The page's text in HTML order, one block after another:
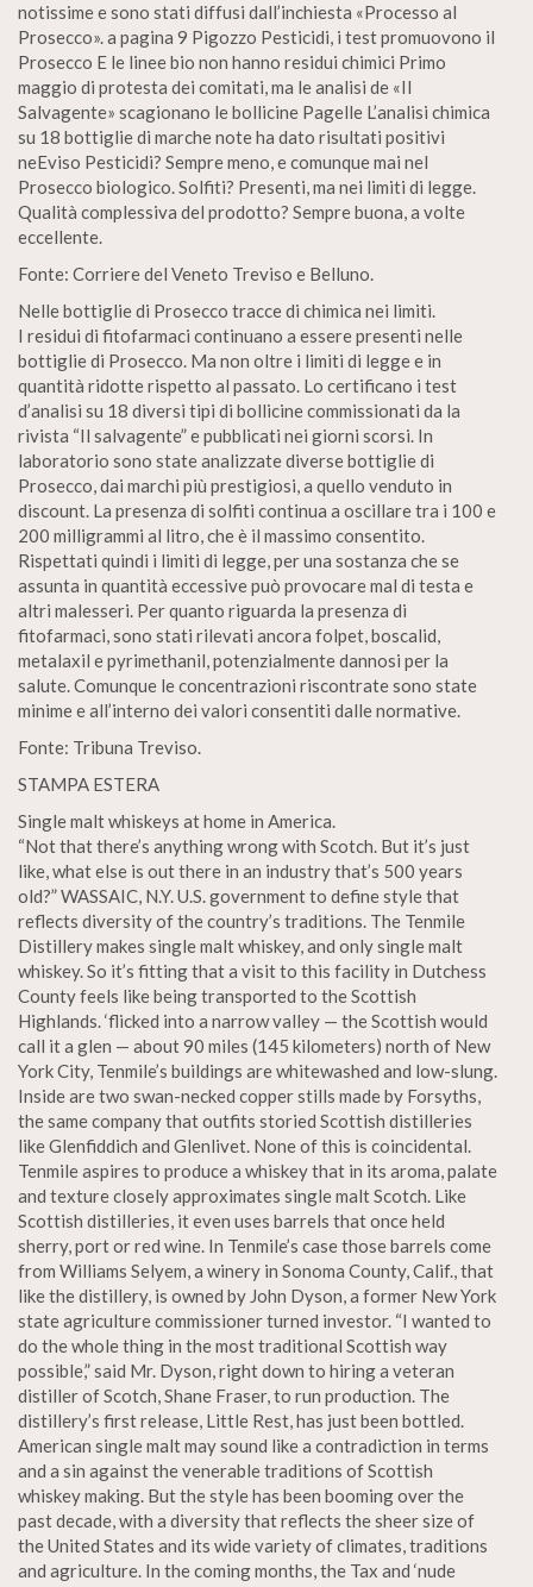
notissime e sono stati diffusi dall’inchiesta «Processo al
Prosecco». a pagina 9 Pigozzo Pesticidi, i test promuovono il
Prosecco E le linee bio non hanno residui chimici Primo
maggio di protesta dei comitati, ma le analisi de «Il
Salvagente» scagionano le bollicine Pagelle L’analisi chimica
su 18 bottiglie di marche note ha dato risultati positivi
neEviso Pesticidi? Sempre meno, e comunque mai nel
Prosecco biologico. Solfiti? Presenti, ma nei limiti di legge.
Qualità complessiva del prodotto? Sempre buona, a volte
eccellente.
Fonte: Corriere del Veneto Treviso e Belluno.
Nelle bottiglie di Prosecco tracce di chimica nei limiti.
I residui di fitofarmaci continuano a essere presenti nelle
bottiglie di Prosecco. Ma non oltre i limiti di legge e in
quantità ridotte rispetto al passato. Lo certificano i test
d’analisi su 18 diversi tipi di bollicine commissionati da la
rivista “Il salvagente” e pubblicati nei giorni scorsi. In
laboratorio sono state analizzate diverse bottiglie di
Prosecco, dai marchi più prestigiosi, a quello venduto in
discount. La presenza di solfiti continua a oscillare tra i 100 e
200 milligrammi al litro, che è il massimo consentito.
Rispettati quindi i limiti di legge, per una sostanza che se
assunta in quantità eccessive può provocare mal di testa e
altri malesseri. Per quanto riguarda la presenza di
fitofarmaci, sono stati rilevati ancora folpet, boscalid,
metalaxil e pyrimethanil, potenzialmente dannosi per la
salute. Comunque le concentrazioni riscontrate sono state
minime e all’interno dei valori consentiti dalle normative.
Fonte: Tribuna Treviso.
STAMPA ESTERA
Single malt whiskeys at home in America.
“Not that there’s anything wrong with Scotch. But it’s just
like, what else is out there in an industry that’s 500 years
old?” WASSAIC, N.Y. U.S. government to define style that
reflects diversity of the country’s traditions. The Tenmile
Distillery makes single malt whiskey, and only single malt
whiskey. So it’s fitting that a visit to this facility in Dutchess
County feels like being transported to the Scottish
Highlands. ‘flicked into a narrow valley — the Scottish would
call it a glen — about 90 miles (145 kilometers) north of New
York City, Tenmile’s buildings are whitewashed and low-slung.
Inside are two swan-necked copper stills made by Forsyths,
the same company that outfits storied Scottish distilleries
like Glenfiddich and Glenlivet. None of this is coincidental.
Tenmile aspires to produce a whiskey that in its aroma, palate
and texture closely approximates single malt Scotch. Like
Scottish distilleries, it even uses barrels that once held
sherry, port or red wine. In Tenmile’s case those barrels come
from Williams Selyem, a winery in Sonoma County, Calif., that
like the distillery, is owned by John Dyson, a former New York
state agriculture commissioner turned investor. “I wanted to
do the whole thing in the most traditional Scottish way
possible,” said Mr. Dyson, right down to hiring a veteran
distiller of Scotch, Shane Fraser, to run production. The
distillery’s first release, Little Rest, has just been bottled.
American single malt may sound like a contradiction in terms
and a sin against the venerable traditions of Scottish
whiskey making. But the style has been booming over the
past decade, with a diversity that reflects the sheer size of
the United States and its wide variety of climates, traditions
and agriculture. In the coming months, the Tax and ‘nude